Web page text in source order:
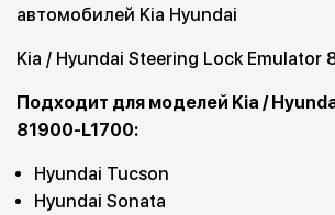
автомобилей Kia Hyundai
Kia / Hyundai Steering Lock Emulator
Подходит для моделей Kia /
81900-L1700:
Hyundai Tucson
Hyundai Sonata